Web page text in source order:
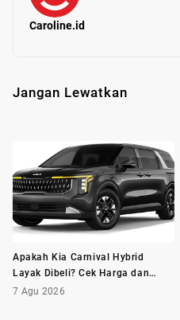
Caroline.id
Jangan Lewatkan
Apakah Kia Carnival Hybrid
Layak Dibeli? Cek Harga dan
Minusnya Dulu
7 Agu 2026